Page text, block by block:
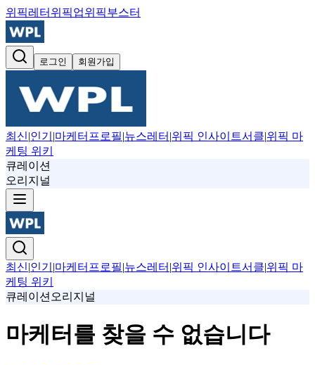
위픽레터 위픽업위픽부스터
로그인 회원가입
최신|인기 |마케터프로필|뉴스레터 |위픽 인사이트서클|위픽 마
케팅 위키
큐레이션
오리지널
최신|인기 |마케터프로필|뉴스레터 |위픽 인사이트서클|위픽 마
케팅 위키
큐레이션 오리지널
마케터를 찾을 수 없습니다